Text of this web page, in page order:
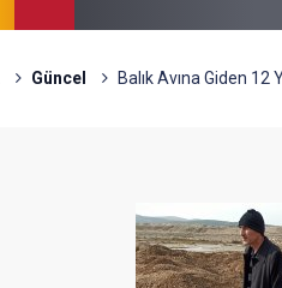
Güncel Balık Avına Giden 12